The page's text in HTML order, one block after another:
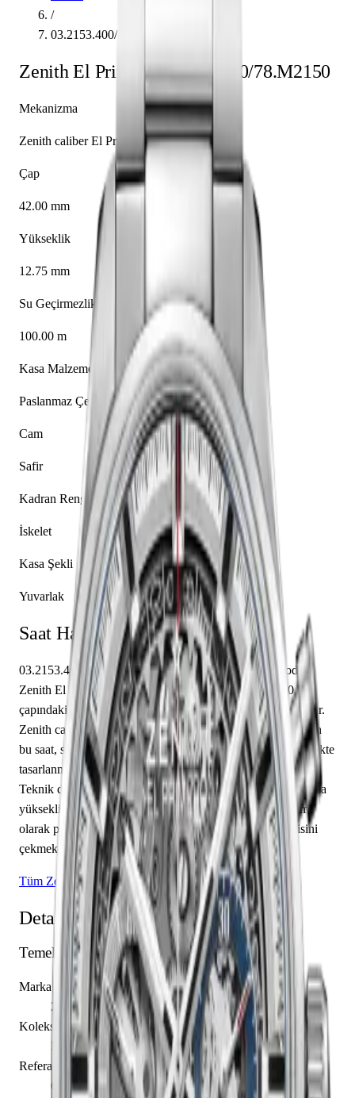
/
03.2153.400/78.M2150
Zenith El Primero03.2153.400/78.M2150
Mekanizma
Zenith caliber El Primero 400
Çap
42.00 mm
Yükseklik
12.75 mm
Su Geçirmezlik
100.00 m
Kasa Malzemesi
Paslanmaz Çelik
Cam
Safir
Kadran Rengi
İskelet
Kasa Şekli
Yuvarlak
Saat Hakkında
03.2153.400/78.M2150 referansıyla tanımlanan bu model,
Zenith El Primero koleksiyonunun bir parçasıdır. 42.00 mm
çapındaki paslanmaz çelik kasası safir cam ile korunmaktadır.
Zenith caliber El Primero 400 mekanizma ile donatılmış olan
bu saat, saat, dakika özelliklerine sahiptir. Kadran i̇skelet renkte
tasarlanmış olup çubuk / nokta indekslerle tamamlanmıştır.
Teknik detaylarında 100.00 m su geçirmezlik, 12.75 mm kasa
yüksekliği, açık arka kapak öne çıkmaktadır. Sınırlı üretim
olarak piyasaya sunulan bu model, koleksiyonerlerin ilgisini
çekmektedir.
Tüm Zenith Modelleri
Detaylı Teknik Özellikler
Temel Bilgiler
Marka
Zenith
Koleksiyon
El Primero
Referans
03.2153.400/78.M2150